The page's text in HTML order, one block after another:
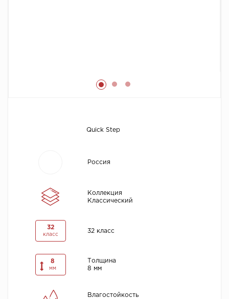
Quick Step
Россия
Коллекция
Классический
32
класс
32 класс
8
мм
Толщина
8 мм
Влагостойкость